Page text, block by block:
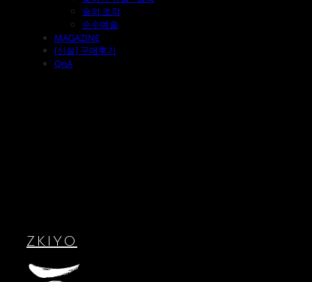
숲의 조각
순수예술
MAGAZINE
[신설] 구매후기
QnA
ZKIYO